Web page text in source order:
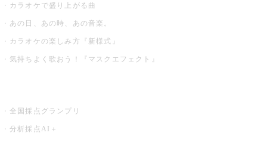
カラオケで盛り上がる曲
あの日、あの時、あの音楽。
カラオケの楽しみ方『新様式』
気持ちよく歌おう！『マスクエフェクト』
全国採点グランプリ
分析採点AI＋